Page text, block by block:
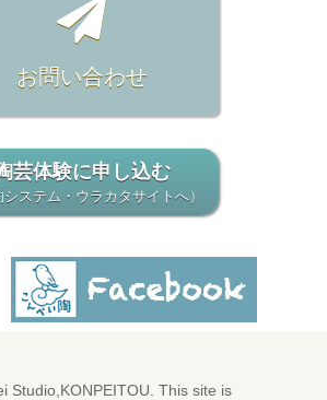
お問い合わせ
芸体験に申し込む
システム・ウラカタサイトへ）
Studio,KONPEITOU. This site is